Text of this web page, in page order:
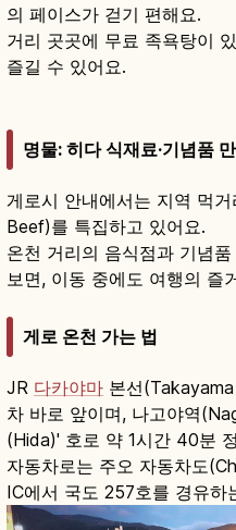
의 페이스가 걷기 편해요.
거리 곳곳에 무료 족욕탕이
즐길 수 있어요.
명물: 히다 식재료·기념품
게로시 안내에서는 지역 먹
Beef)를 특집하고 있어요.
온천 거리의 음식점과 기념
보면, 이동 중에도 여행의 즐
게로 온천 가는 법
JR 다카야마 본선
차 바로 앞이며, 나고야역
(Hida)' 호로 약 1시간 40분
자동차로는 주오 자동차도
IC에서 국도 257호를 경유하